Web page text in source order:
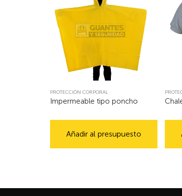
PROTECCIÓN CORPORAL
Impermeable tipo poncho
Añadir al presupuesto